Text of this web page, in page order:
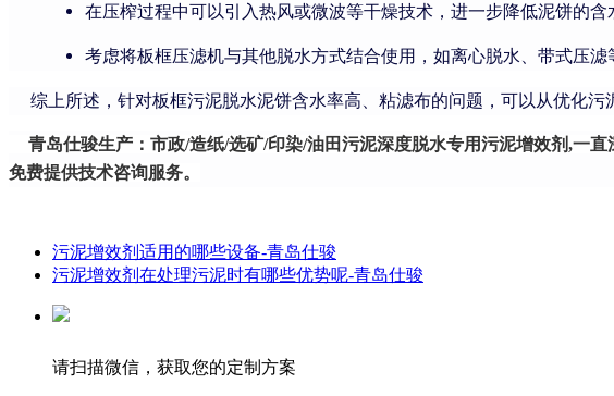
在压榨过程中可以引入热风或微波等干燥技术，进一步降低泥饼的含
考虑将板框压滤机与其他脱水方式结合使用，如离心脱水、带式压滤
综上所述，针对板框污泥脱水泥饼含水率高、粘滤布的问题，可以从优化污
青岛仕骏生产：市政/造纸/选矿/印染/油田污泥深度脱水专用污泥增效剂,一
免费提供技术咨询服务。
污泥增效剂适用的哪些设备-青岛仕骏
污泥增效剂在处理污泥时有哪些优势呢-青岛仕骏
请扫描微信，获取您的定制方案